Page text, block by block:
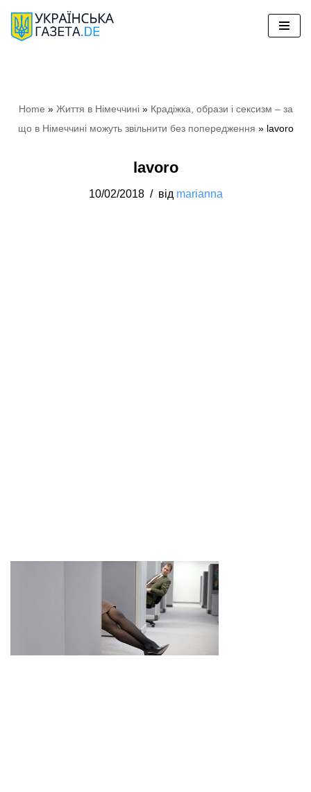
Перейти
Home » Життя в Німеччині» Крадіжка, образи і сексизм – за
що в Німеччині можуть звільнити без попередження » lavoro
lavoro
10/02/2018 від marianna